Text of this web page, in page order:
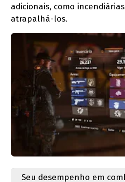
adicionais, como
atrapalhá-los.
Seu desempenho em